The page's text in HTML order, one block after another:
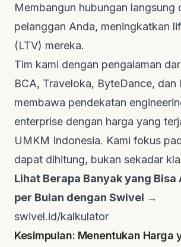
Membangun hubungan langsung
pelanggan Anda, meningkatkan
(LTV) mereka.
Tim kami dengan pengalaman
BCA, Traveloka, ByteDance, dan
membawa pendekatan
enterprise dengan harga yang
UMKM Indonesia. Kami fokus
dapat dihitung, bukan sekadar
Lihat Berapa Banyak yang Bisa
per Bulan dengan Swivel →
swivel.id/kalkulator
Kesimpulan: Menentukan Harga